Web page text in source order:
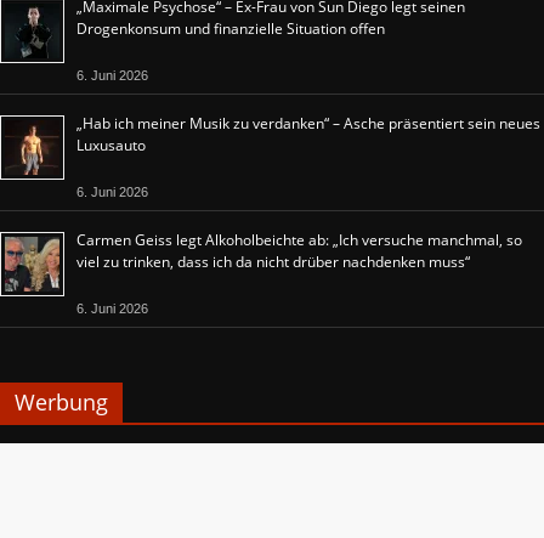
„Maximale Psychose“ – Ex-Frau von Sun Diego legt seinen
Drogenkonsum und finanzielle Situation offen
6. Juni 2026
„Hab ich meiner Musik zu verdanken“ – Asche präsentiert sein neues
Luxusauto
6. Juni 2026
Carmen Geiss legt Alkoholbeichte ab: „Ich versuche manchmal, so
viel zu trinken, dass ich da nicht drüber nachdenken muss“
6. Juni 2026
Werbung